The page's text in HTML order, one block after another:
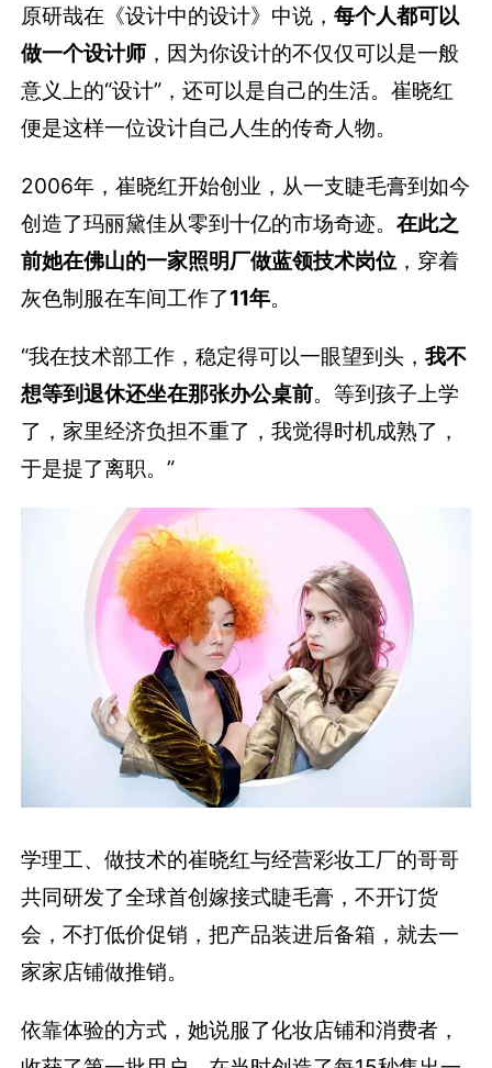
原研哉在《设计中的设计》中说，每个人都可以
做一个设计师 ，因为你设计的不仅仅可以是一般
意义上的“设计”，还可以是自己的生活。崔晓红
便是这样一位设计自己人生的传奇人物。
2006年，崔晓红开始创业，从一支睫毛膏到如今
创造了玛丽黛佳从零到十亿的市场奇迹。在此之
前她在佛山的一家照明厂做蓝领技术岗位 ，穿着
灰色制服在车间工作了11年。
“我在技术部工作，稳定得可以一眼望到头，我不
想等到退休还坐在那张办公桌前。等到孩子上学
了，家里经济负担不重了，我觉得时机成熟了，
于是提了离职。”
学理工、做技术的崔晓红与经营彩妆工厂的哥哥
共同研发了全球首创嫁接式睫毛膏，不开订货
会，不打低价促销，把产品装进后备箱，就去一
家家店铺做推销。
依靠体验的方式，她说服了化妆店铺和消费者，